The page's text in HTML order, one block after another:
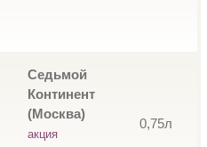
Седьмой
Континент
(Москва)
акция
0,75л